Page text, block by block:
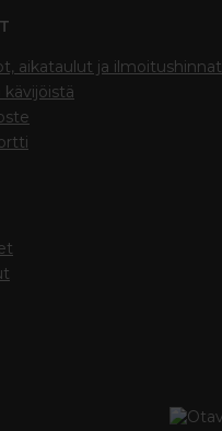
aikataulut ja ilmoitushinnat